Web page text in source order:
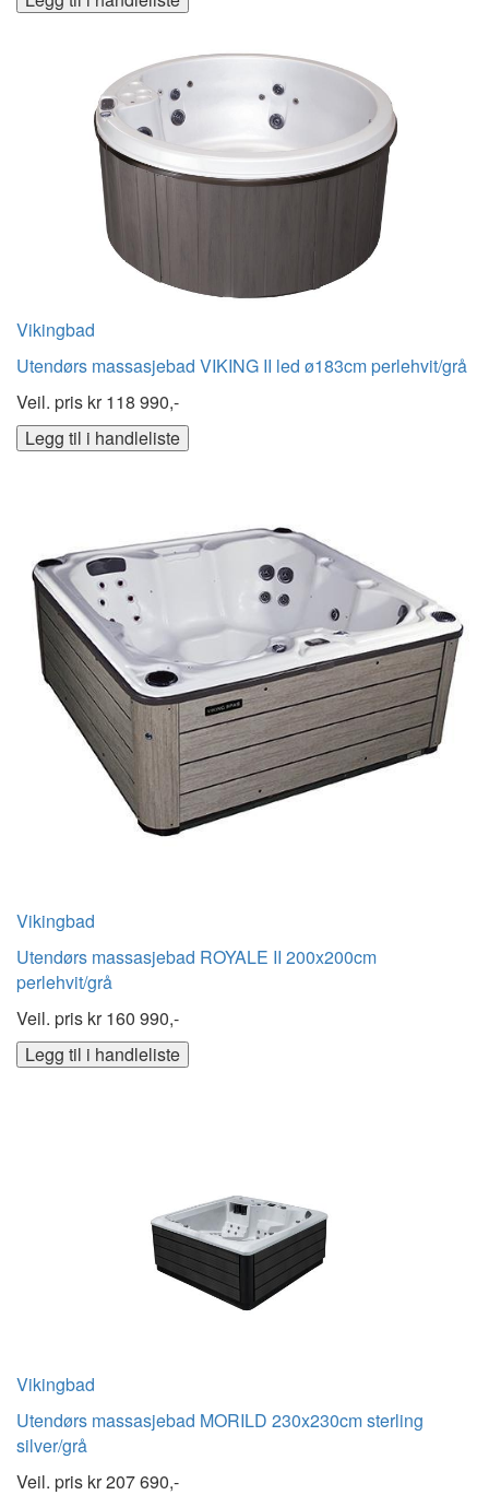
Vikingbad
Utendørs massasjebad VIKING II led ø183cm perlehvit/grå
Veil. pris kr118 990,-
Legg til i handleliste
Vikingbad
Utendørs massasjebad ROYALE II 200x200cm
perlehvit/grå
Veil. pris kr160 990,-
Legg til i handleliste
Vikingbad
Utendørs massasjebad MORILD 230x230cm sterling
silver/grå
Veil. pris kr207 690,-